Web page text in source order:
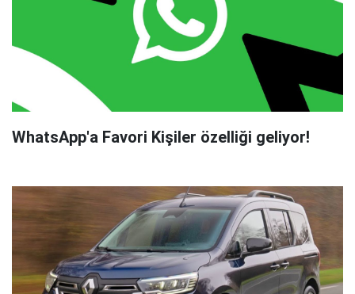
WhatsApp'a Favori Kişiler özelliği geliyor!